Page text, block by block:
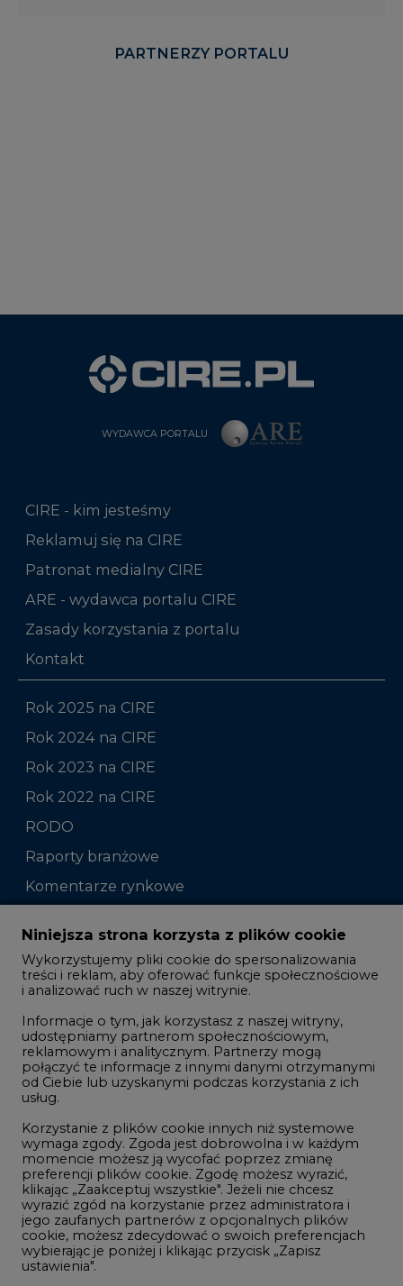
PARTNERZY PORTALU
WYDAWCA PORTALU
CIRE - kim jesteśmy
Reklamuj się na CIRE
Patronat medialny CIRE
ARE - wydawca portalu CIRE
Zasady korzystania z portalu
Kontakt
Rok 2025 na CIRE
Rok 2024 na CIRE
Rok 2023 na CIRE
Rok 2022 na CIRE
RODO
Raporty branżowe
Komentarze rynkowe
Zmiany kadrowe na rynku
Studio CIRE
Rozmowy o energetyce
Gospodarka
Geopolityka
LTE450
Innowacje i AI
Telekomunikacja i IT
Handel emisjami CO2
Wodór
Górnictwo
Niniejsza strona korzysta z plików cookie
Wykorzystujemy pliki cookie do spersonalizowania
treści i reklam, aby oferować funkcje społecznościowe
i analizować ruch w naszej witrynie.
Informacje o tym, jak korzystasz z naszej witryny,
udostępniamy partnerom społecznościowym,
reklamowym i analitycznym. Partnerzy mogą
połączyć te informacje z innymi danymi otrzymanymi
od Ciebie lub uzyskanymi podczas korzystania z ich
usług.
Korzystanie z plików cookie innych niż systemowe
wymaga zgody. Zgoda jest dobrowolna i w każdym
momencie możesz ją wycofać poprzez zmianę
preferencji plików cookie. Zgodę możesz wyrazić,
klikając „Zaakceptuj wszystkie". Jeżeli nie chcesz
wyrazić zgód na korzystanie przez administratora i
jego zaufanych partnerów z opcjonalnych plików
cookie, możesz zdecydować o swoich preferencjach
wybierając je poniżej i klikając przycisk „Zapisz
ustawienia".